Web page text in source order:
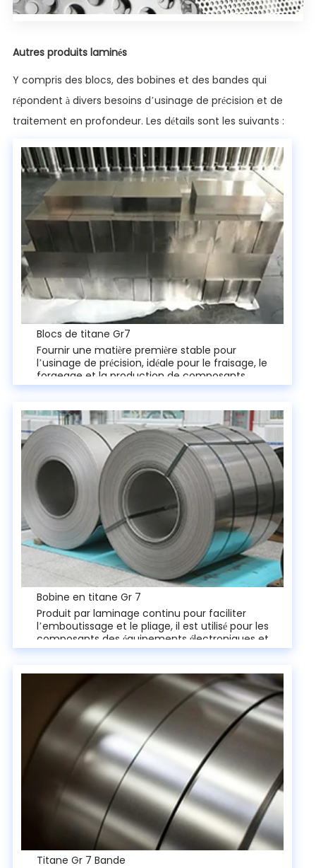
Autres produits laminés
Y compris des blocs, des bobines et des bandes qui
répondent à divers besoins d’usinage de précision et de
traitement en profondeur. Les détails sont les suivants :
Blocs de titane Gr7
Fournir une matière première stable pour
l’usinage de précision, idéale pour le fraisage, le
forgeage et la production de composants
personnalisés, et peut être découpée dans des
Bobine en titane Gr 7
Produit par laminage continu pour faciliter
l’emboutissage et le pliage, il est utilisé pour les
composants des équipements électroniques et
chimiques.
Titane Gr 7 Bande